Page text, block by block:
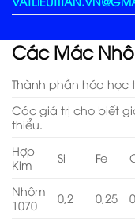
Các Mác
Thành phần hóa học
Các giá trị cho biết
thiểu.
Hợp
Kim
Si Fe
Nhôm
1070
0,2 0,25